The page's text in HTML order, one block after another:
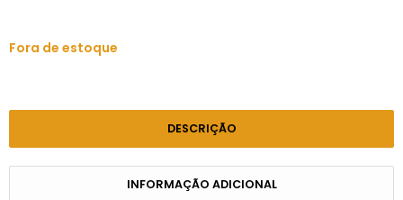
Fora de estoque
DESCRIÇÃO
INFORMAÇÃO ADICIONAL